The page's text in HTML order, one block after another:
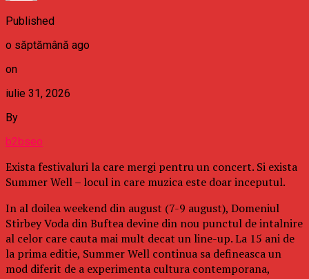
Published
o săptămână ago
on
iulie 31, 2026
By
b2bseo
Exista festivaluri la care mergi pentru un concert. Si exista
Summer Well – locul in care muzica este doar inceputul.
In al doilea weekend din august (7-9 august), Domeniul
Stirbey Voda din Buftea devine din nou punctul de intalnire
al celor care cauta mai mult decat un line-up. La 15 ani de
la prima editie, Summer Well continua sa defineasca un
mod diferit de a experimenta cultura contemporana,